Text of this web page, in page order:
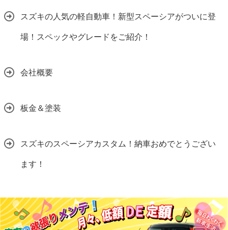
スズキの人気の軽自動車！新型スペーシアがついに登
場！スペックやグレードをご紹介！
会社概要
板金＆塗装
スズキのスペーシアカスタム！納車おめでとうござい
ます！